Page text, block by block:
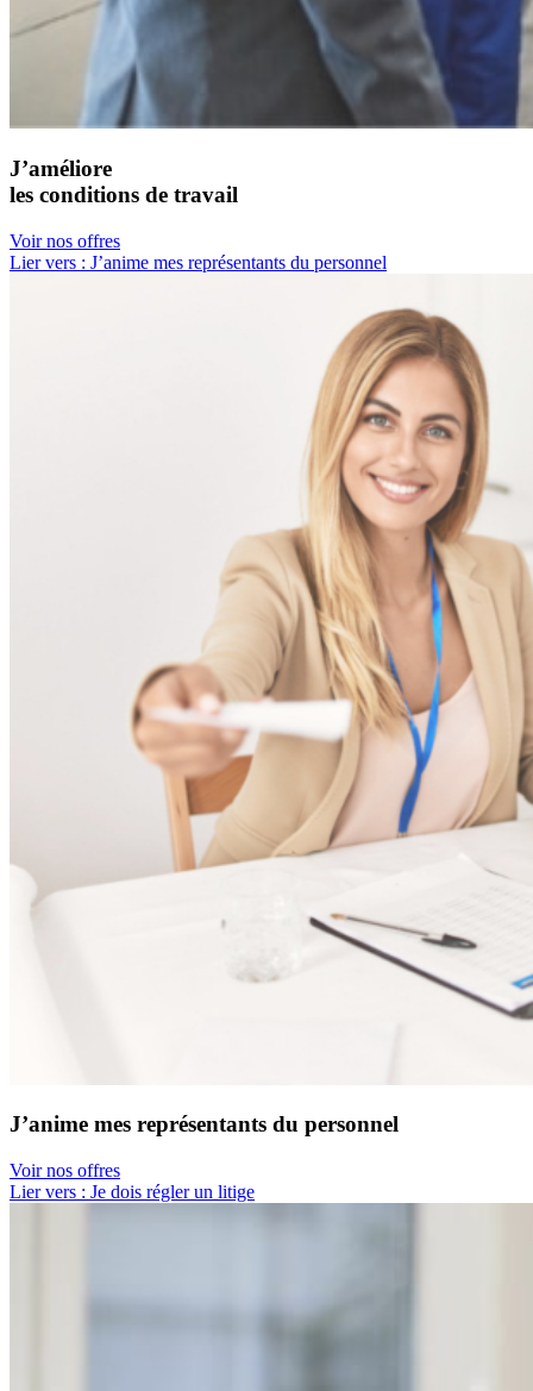
J’améliore
les conditions de travail
Voir nos offres
Lier vers : J’anime mes représentants du personnel
J’anime mes représentants du personnel
Voir nos offres
Lier vers : Je dois régler un litige